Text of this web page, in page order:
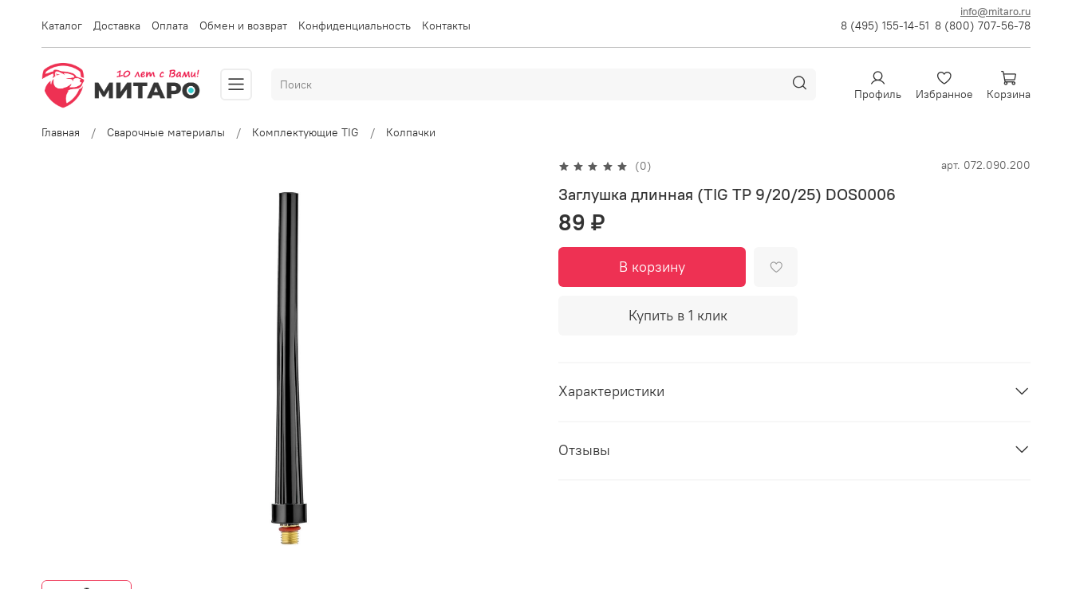
info@mitaro.ru
Каталог Доставка Оплата Обмен и возврат Конфиденциальность Контакты 8 (495) 155-14-51 8 (800) 707-56-78
Профиль Избранное Корзина
Главная Сварочные материалы Комплектующие TIG Колпачки
(0) арт. 072.090.200
Заглушка длинная (TIG TP 9/20/25) DOS0006
89 ₽
В корзину
Купить в 1 клик
Характеристики
Отзывы